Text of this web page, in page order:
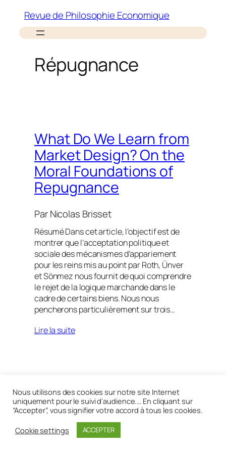
contenu
Revue de Philosophie Economique
Répugnance
What Do We Learn from
Market Design? On the
Moral Foundations of
Repugnance
ParNicolas Brisset
Résumé Dans cet article, l’objectif est de
montrer que l’acceptation politique et
sociale des mécanismes d’appariement
pour les reins mis au point par Roth, Ünver
et Sönmez nous fournit de quoi comprendre
le rejet de la logique marchande dans le
cadre de certains biens. Nous nous
pencherons particulièrement sur trois…
Lire la suite
Nous utilisons des cookies sur notre site Internet
uniquement pour le suivi d'audience.… En cliquant sur
“Accepter”, vous signifier votre accord à tous les cookies.
Cookie settings
ACCEPTER